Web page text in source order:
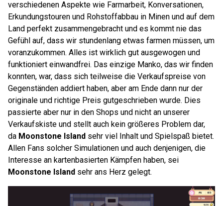
verschiedenen Aspekte wie Farmarbeit, Konversationen,
Erkundungstouren und Rohstoffabbau in Minen und auf dem
Land perfekt zusammengebracht und es kommt nie das
Gefühl auf, dass wir stundenlang etwas farmen müssen, um
voranzukommen. Alles ist wirklich gut ausgewogen und
funktioniert einwandfrei. Das einzige Manko, das wir finden
konnten, war, dass sich teilweise die Verkaufspreise von
Gegenständen addiert haben, aber am Ende dann nur der
originale und richtige Preis gutgeschrieben wurde. Dies
passierte aber nur in den Shops und nicht an unserer
Verkaufskiste und stellt auch kein größeres Problem dar,
da Moonstone Island sehr viel Inhalt und Spielspaß bietet.
Allen Fans solcher Simulationen und auch denjenigen, die
Interesse an kartenbasierten Kämpfen haben, sei
Moonstone Island sehr ans Herz gelegt.